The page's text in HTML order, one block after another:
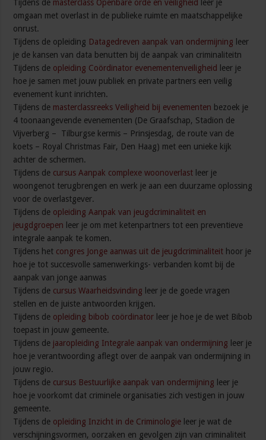
Tijdens de masterclass Openbare orde en veiligheid
leer je
omgaan met overlast in de publieke ruimte en maatschappelijke
onrust.
Tijdens de opleiding Datagedreven aanpak van ondermijning leer
je de kansen van data benutten bij de aanpak van criminaliteitn
Tijdens de opleiding Coördinator evenementenveiligheid
leer je
hoe je samen met jouw publiek en private partners een veilig
evenement kunt inrichten.
Tijdens de masterclassreeks Veiligheid bij evenementen bezoek je
4 toonaangevende evenementen (De Graafschap, Stadion de
Vijverberg – Tilburgse kermis – Prinsjesdag, de route van de
koets – Royal Christmas Fair, Den Haag) met een unieke kijk
achter de schermen.
Tijdens de cursus Aanpak complexe woonoverlast leer je
woongenot terugbrengen en werk je aan een duurzame oplossing
voor de overlastgever.
Tijdens de opleiding Aanpak van jeugdcriminaliteit en
jeugdgroepen leer je om met ketenpartners tot een preventieve
integrale aanpak te komen.
Tijdens het congres Jonge aanwas uit de jeugdcriminaliteit hoor je
hoe je tot succesvolle samenwerkings- verbanden komt bij de
aanpak van jonge aanwas
Tijdens de cursus Waarheidsvinding leer je de goede vragen
stellen en de juiste antwoorden krijgen.
Tijdens de opleiding bibob coördinator leer je hoe je de wet Bibob
toepast in jouw gemeente.
Tijdens de jaaropleiding Integrale aanpak van ondermijning leer je
hoe je verantwoording aflegt over de aanpak van ondermijning in
jouw regio.
Tijdens de cursus Bestuurlijke aanpak van ondermijning leer je
hoe je voorkomt dat criminele organisaties zich vestigen in jouw
gemeente.
Tijdens de opleiding Inzicht in de Criminologie leer je wat de
verschijningsvormen, oorzaken en gevolgen zijn van criminaliteit